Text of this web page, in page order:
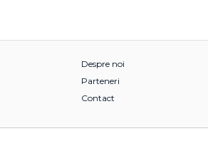
Despre noi
Parteneri
Contact